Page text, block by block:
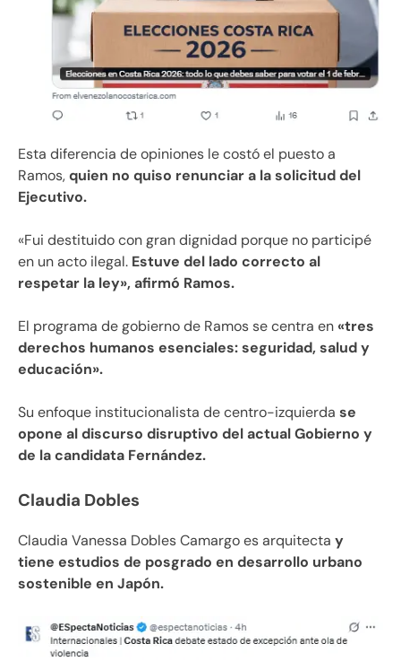
Esta diferencia de opiniones le costó el puesto a
Ramos,quien no quiso renunciar a la solicitud del
Ejecutivo.
«Fui destituido con gran dignidad porque no participé
en un acto ilegal. Estuve del lado correcto al
respetar la ley», afirmó Ramos.
El programa de gobierno de Ramos se centra en«tres
derechos humanos esenciales: seguridad, salud y
educación».
Su enfoque institucionalista de centro-izquierda se
opone al discurso disruptivo del actual Gobierno y
de la candidata Fernández.
Claudia Dobles
Claudia Vanessa Dobles Camargo es arquitecta y
tiene estudios de posgrado en desarrollo urbano
sostenible en Japón.